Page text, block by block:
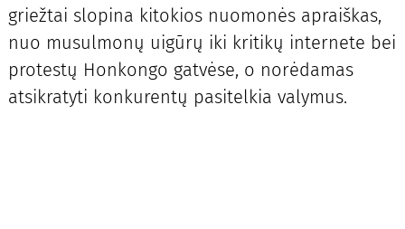
griežtai slopina kitokios nuomonės apraiškas,
nuo musulmonų uigūrų iki kritikų internete bei
protestų Honkongo gatvėse, o norėdamas
atsikratyti konkurentų pasitelkia valymus.